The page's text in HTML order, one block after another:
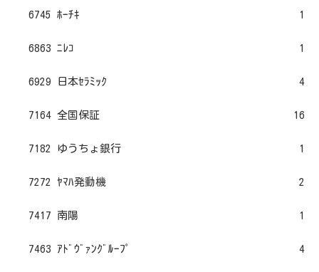
6745 ﾎｰﾁｷ 1
6863 ﾆﾚｺ 1
6929 日本ｾﾗﾐｯｸ 4
7164 全国保証 16
7182 ゆうちょ銀行 1
7272 ﾔﾏﾊ発動機 2
7417 南陽 1
7463 ｱﾄﾞｳﾞｧﾝｸﾞﾙｰﾌﾟ 4